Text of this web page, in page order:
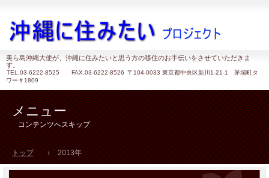
美ら島沖縄大使が、沖縄に住みたいと思う方の移住のお手伝いをさせていただきま
す。
TEL. 03-6222-8525 FAX.03-6222-8526 〒104-0033 東京都中央区新川1-21-1 茅場町タ
ワー＃1809
メニュー
コンテンツへスキップ
トップ › 2013年